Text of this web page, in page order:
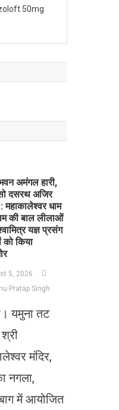
50mg
अमंगल हारी,
दसरथ अजिर
महाकालेश्वर धाम
की बाल लीलाओं
यज्ञ प्रसंग
को किया
5, 2026
Pratap Singh
यमुना तट
मंदिर,
नगला,
में आयोजित